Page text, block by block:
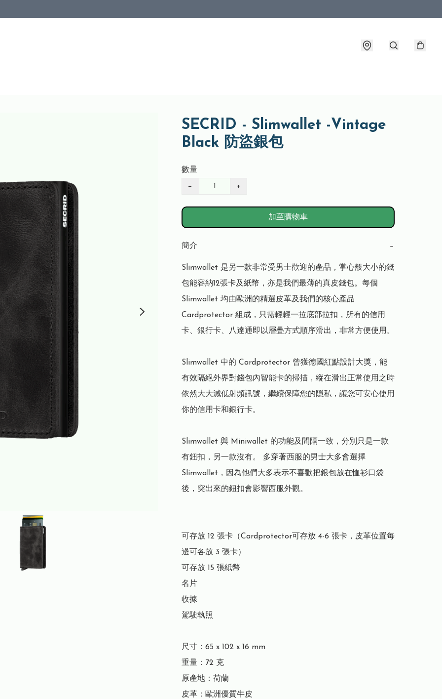
SECRID - Slimwallet -Vintage
Black 防盜銀包
數量
− +
加至購物車
簡介 −
Slimwallet 是另一款非常受男士歡迎的產品，掌心般大小的錢
包能容納12張卡及紙幣，亦是我們最薄的真皮錢包。每個
Slimwallet 均由歐洲的精選皮革及我們的核心產品
Cardprotector 組成，只需輕輕一拉底部拉扣，所有的信用
卡、銀行卡、八達通即以層疊方式順序滑出，非常方便使用。
Slimwallet 中的 Cardprotector 曾獲德國紅點設計大獎，能
有效隔絕外界對錢包內智能卡的掃描，縱在滑出正常使用之時
依然大大減低射頻訊號，繼續保障您的隱私，讓您可安心使用
你的信用卡和銀行卡。
Slimwallet 與 Miniwallet 的功能及間隔一致，分別只是一款
有鈕扣，另一款沒有。 多穿著西服的男士大多會選擇
Slimwallet，因為他們大多表示不喜歡把銀包放在恤衫口袋
後，突出來的鈕扣會影響西服外觀。
可存放 12 張卡（Cardprotector可存放 4-6 張卡，皮革位置每
邊可各放 3 張卡）
可存放 15 張紙幣
名片
收據
駕駛執照
尺寸：65 x 102 x 16 mm
重量：72 克
原產地：荷蘭
皮革：歐洲優質牛皮